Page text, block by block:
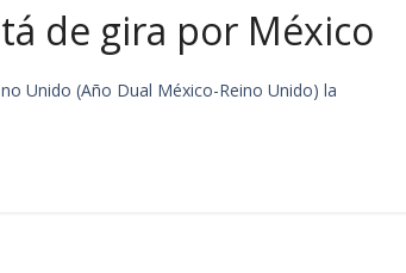
de gira por México
Unido (Año Dual México-Reino Unido) la